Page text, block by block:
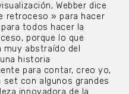
Webber dice
retroceso » para hacer
todos hacer la
porque lo que
abstraído del
historia
para contar, creo yo,
con algunos grandes